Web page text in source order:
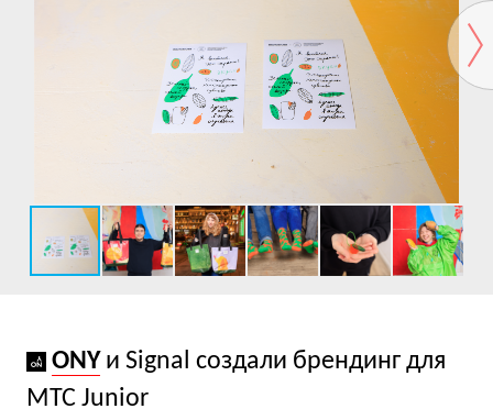
ONY и Signal создали брендинг для
МТС Junior